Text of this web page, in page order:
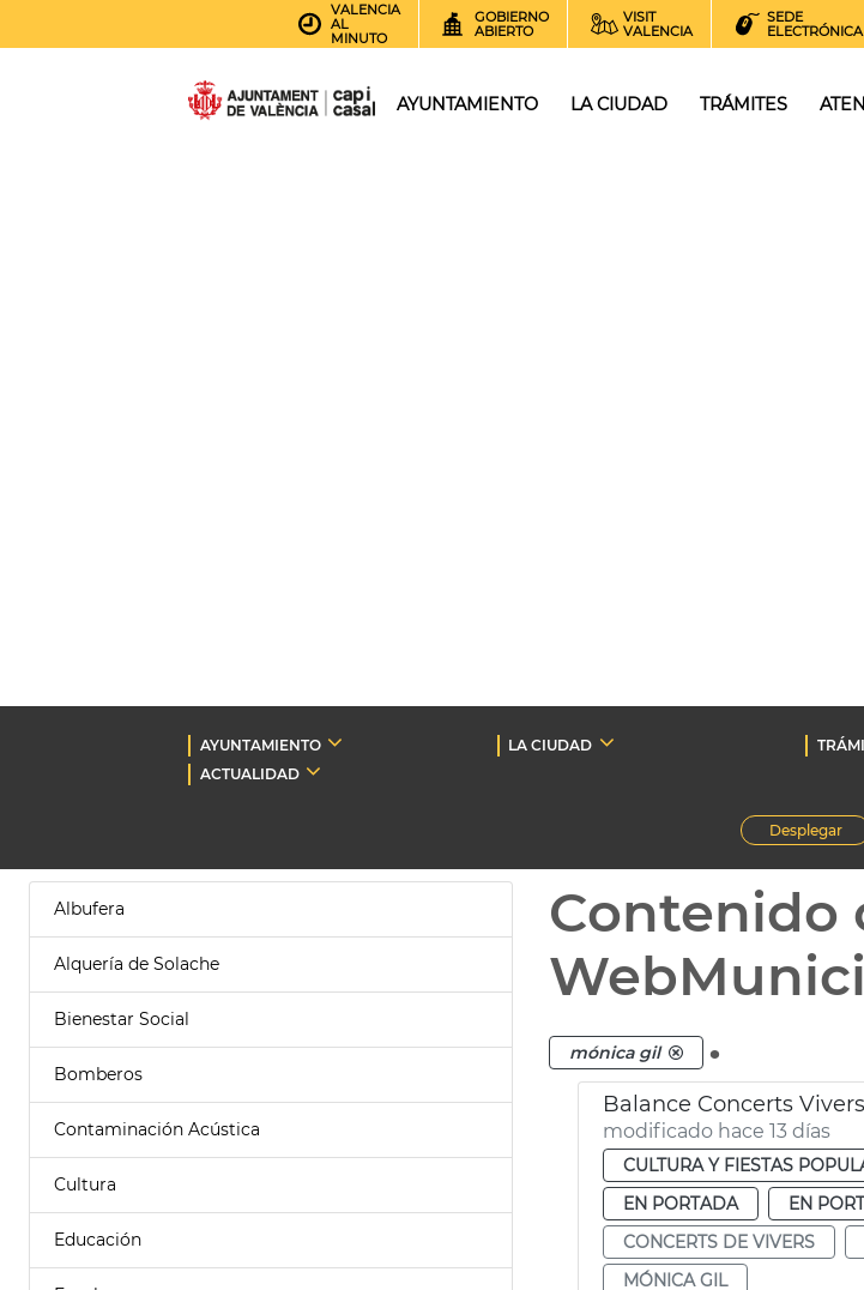
VALENCIA
AL
MINUTO
GOBIERNO
ABIERTO
VISIT
VALENCIA
SEDE
ELECTRÓNICA
AYUNTAMIENTO LA CIUDAD TRÁMITES
AYUNTAMIENTO LA CIUDAD
ACTUALIDAD
Desplegar
Albufera
Alquería de Solache
Bienestar Social
Bomberos
Contaminación Acústica
Cultura
Educación
Contenido
mónica gil .
Balance Concerts
modificado hace 13 días
CULTURA Y FIESTAS
EN PORTADA
EN
CONCERTS DE VIVERS
MÓNICA GIL